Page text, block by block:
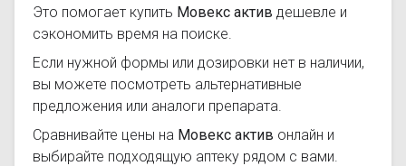
Это помогает купить Мовекс актив дешевле и
сэкономить время на поиске.
Если нужной формы или дозировки нет в наличии,
вы можете посмотреть альтернативные
предложения или аналоги препарата.
Сравнивайте цены на Мовекс актив онлайн и
выбирайте подходящую аптеку рядом с вами.